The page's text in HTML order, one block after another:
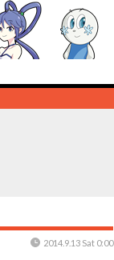
2014.9.13 Sat 0:00